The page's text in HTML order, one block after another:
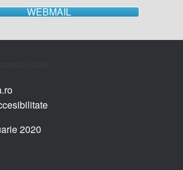
WEBMAIL
2020